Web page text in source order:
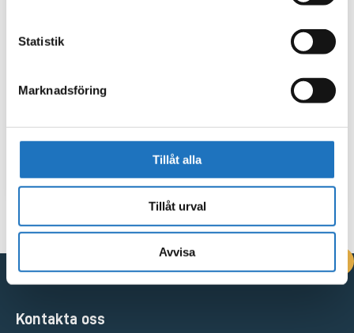
Statistik
Marknadsföring
Tillåt alla
Tillåt urval
Avvisa
Kontakta oss